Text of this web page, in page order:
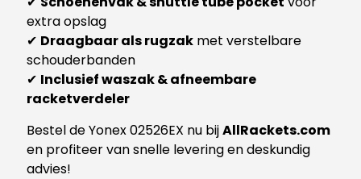
extra opslag
✔ Draagbaar als rugzak met verstelbare
schouderbanden
✔ Inclusief waszak & afneembare
racketverdeler
Bestel de Yonex 02526EX nu bijAllRackets.com
en profiteer van snelle levering en deskundig
advies!